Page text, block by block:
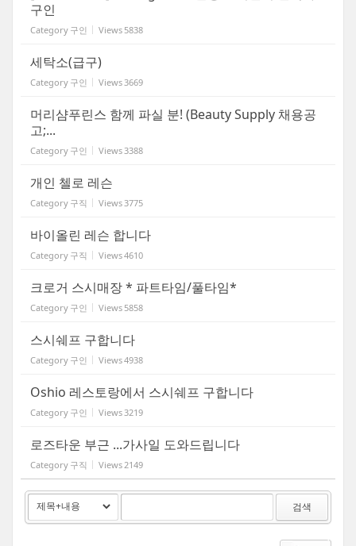
구인
Category 구인 Views 5838
세탁소(급구)
Category 구인 Views3669
머리샴푸린스 함께 파실 분! (Beauty Supply 채용공
고;...
Category 구인 Views3388
개인 첼로 레슨
Category 구직 Views3775
바이올린 레슨 합니다
Category 구직 Views4610
크로거 스시매장 * 파트타임/풀타임*
Category 구인 Views 5858
스시쉐프 구합니다
Category 구인 Views4938
Oshio 레스토랑에서 스시쉐프 구합니다
Category 구인 Views3219
로즈타운 부근 ...가사일 도와드립니다
Category 구직 Views2149
검색